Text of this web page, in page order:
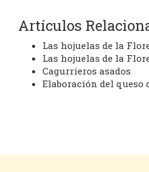
Artículos
Las hojuelas de la
Las hojuelas de la
Cagurrieros asados
Elaboración del queso